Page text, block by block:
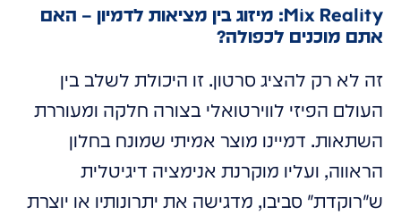
Mix Reality: מיזוג בין מציאות לדמיון – האם
אתם מוכנים לכפולה?
זה לא רק להציג סרטון. זו היכולת לשלב בין
העולם הפיזי לווירטואלי בצורה חלקה ומעוררת
השתאות. דמיינו מוצר אמיתי שמונח בחלון
הראווה, ועליו מוקרנת אנימציה דיגיטלית
ש"רוקדת" סביבו, מדגישה את יתרונותיו או יוצרת